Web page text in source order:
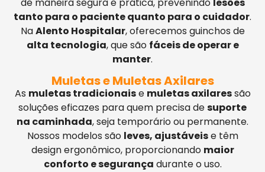
tanto para o paciente quanto para o cuidador.
NaAlento Hospitalar, oferecemos guinchos de
alta tecnologia, que são fáceis de operar e
manter.
Muletas e Muletas Axilares
As muletas tradicionaise muletas axilaressão
soluções eficazes para quem precisa desuporte
na caminhada, seja temporário ou permanente.
Nossos modelos são leves, ajustáveise têm
design ergonômico, proporcionando maior
conforto e segurança durante o uso.